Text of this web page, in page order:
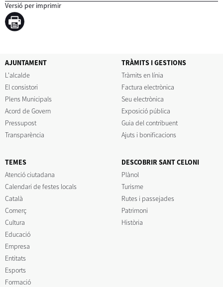
Versió per imprimir
AJUNTAMENT
L'alcalde
El consistori
Plens Municipals
Acord de Govern
Pressupost
Transparència
TRÀMITS I GESTIONS
Tràmits en línia
Factura electrònica
Seu electrònica
Exposició pública
Guia del contribuent
Ajuts i bonificacions
TEMES
Atenció ciutadana
Calendari de festes locals
Català
Comerç
Cultura
Educació
Empresa
Entitats
Esports
Formació
DESCOBRIR SANT CELONI
Plànol
Turisme
Rutes i passejades
Patrimoni
Història